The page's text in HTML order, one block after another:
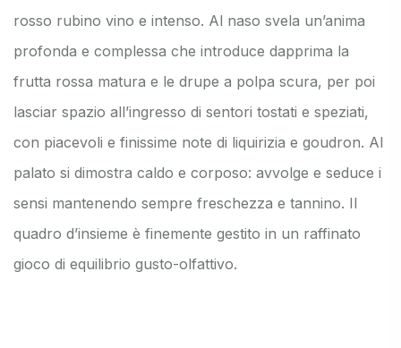
rosso rubino vino e intenso. Al naso svela un’anima
profonda e complessa che introduce dapprima la
frutta rossa matura e le drupe a polpa scura, per poi
lasciar spazio all’ingresso di sentori tostati e speziati,
con piacevoli e finissime note di liquirizia e goudron. Al
palato si dimostra caldo e corposo: avvolge e seduce i
sensi mantenendo sempre freschezza e tannino. Il
quadro d’insieme è finemente gestito in un raffinato
gioco di equilibrio gusto-olfattivo.